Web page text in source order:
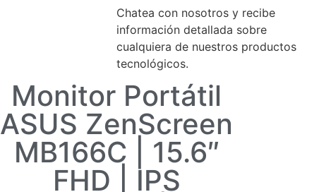
Chatea con nosotros y recibe
información detallada sobre
cualquiera de nuestros productos
tecnológicos.
Monitor Portátil
ASUS ZenScreen
MB166C | 15.6″
FHD | IPS